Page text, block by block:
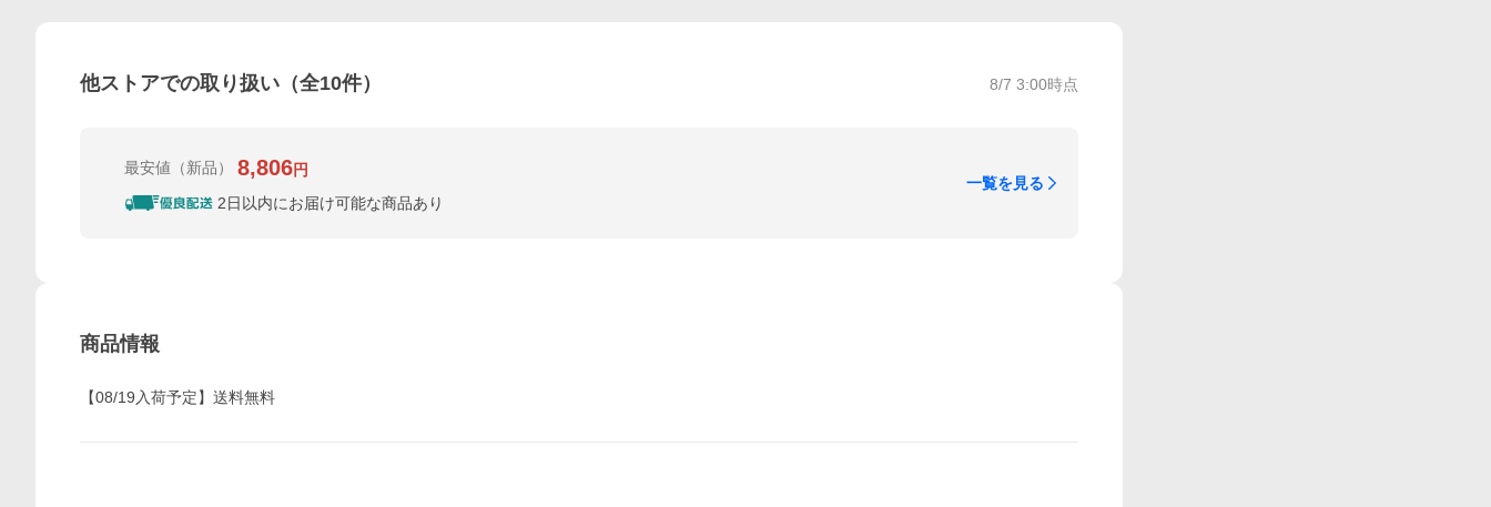
他ストアでの取り扱い（全10件） 8/7 3:00時点
最安値 （新品） 8,806円
2日以内にお届け可能な商品あり
一覧を見る
商品情報
【08/19入荷予定】送料無料